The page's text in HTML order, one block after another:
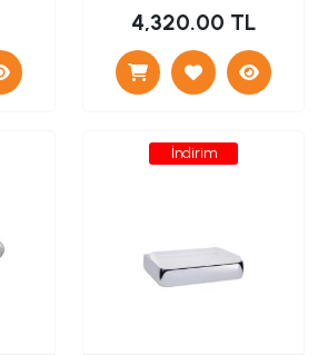
4,320.00 TL
İndirim